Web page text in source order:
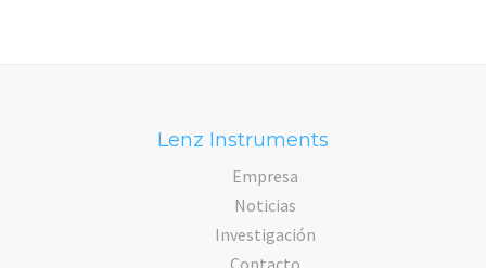
Lenz Instruments
Empresa
Noticias
Investigación